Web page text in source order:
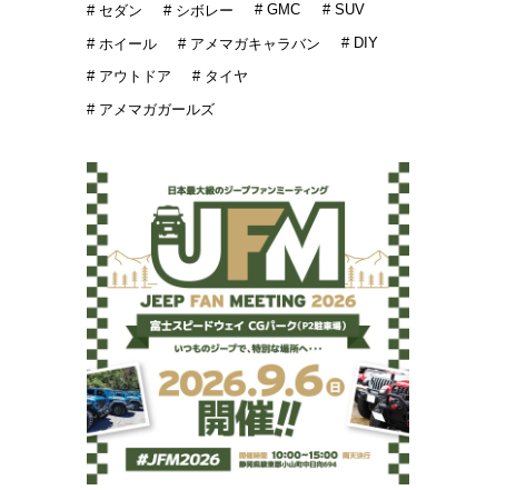
# セダン # シボレー # GMC # SUV
# ホイール # アメマガキャラバン # DIY
# アウトドア
# タイヤ
# アメマガガールズ